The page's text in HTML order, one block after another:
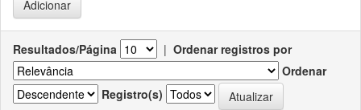
Resultados/Página | Ordenar registros por
Ordenar
Registro(s)